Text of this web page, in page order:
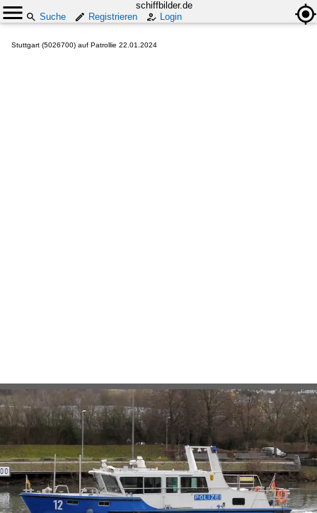
schiffbilder.de
Suche
Registrieren Login
Stuttgart (5026700) auf Patrollie 22.01.2024